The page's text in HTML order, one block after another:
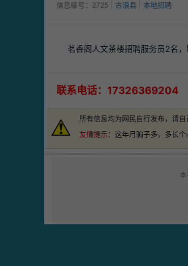
信息编号：2725 | 古浪县 本地招聘
茗香阁人文茶楼招聘服务员2名
联系电话：17326369204
所有信息均为网民自行发布，请自
友情提示： 这年月骗子多，多长个